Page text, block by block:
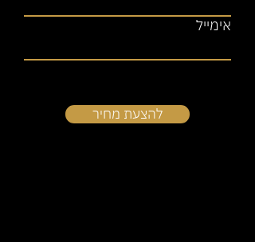
אימייל
להצעת מחיר